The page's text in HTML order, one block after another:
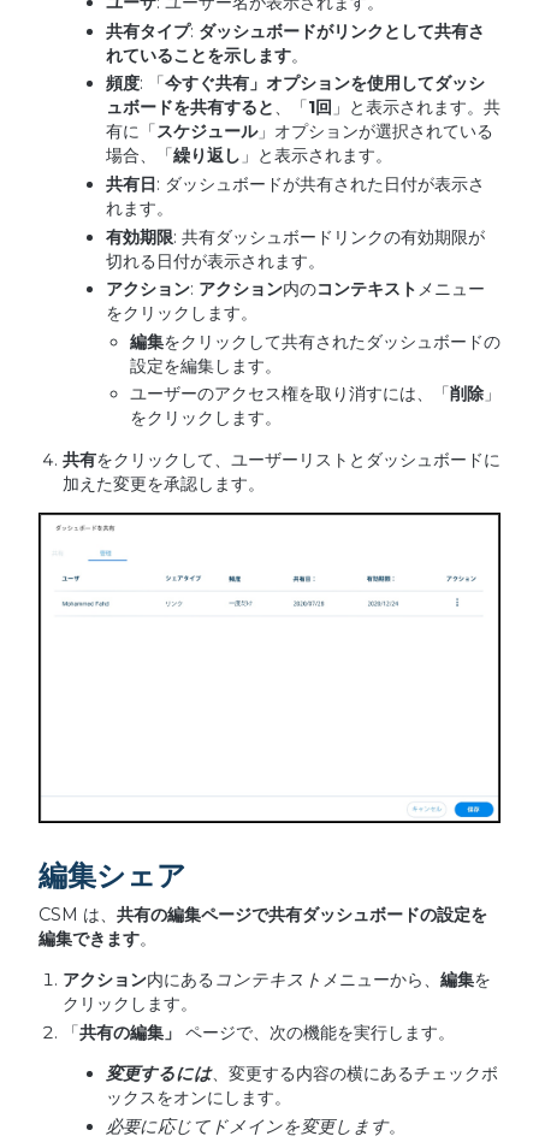
共有タイプ: ダッシュボードがリンクとして共有さ
れていることを示します。
頻度: 「今すぐ共有」オプションを使用してダッシ
ュボードを共有すると、「1回 」と表示されます。共
有に「スケジュール」オプションが選択されている
場合、「繰り返し 」と表示されます。
共有日: ダッシュボードが共有された日付が表示さ
れます。
有効期限: 共有ダッシュボードリンクの有効期限が
切れる日付が表示されます。
アクション: アクション内のコンテキスト メニュー
をクリックします。
編集をクリックして共有されたダッシュボードの
設定を編集します。
ユーザーのアクセス権を取り消すには、「削除 」
をクリックします。
共有をクリックして、ユーザーリストとダッシュボードに
加えた変更を承認します。
編集シェア
CSM は、 共有の編集ページで共有ダッシュボードの設定を
編集できます。
アクション内にある コンテキスト メニューから、 編集を
クリックします。
「共有の編集」
ページで、次の機能を実行します。
変更するには、変更する内容の横にあるチェックボ
ックスをオンにします。
必要に応じてドメインを変更します。